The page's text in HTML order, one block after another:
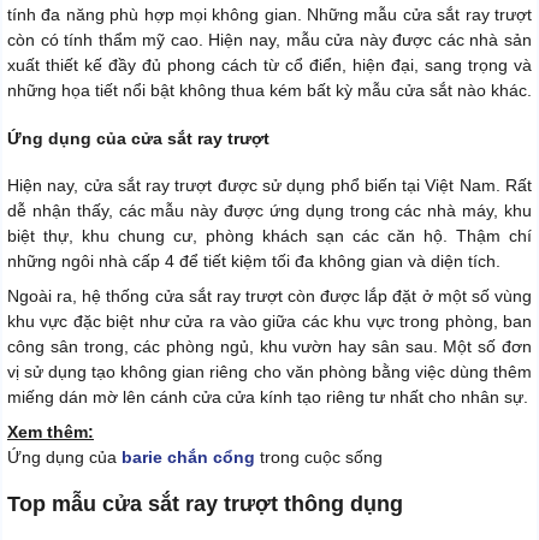
tính đa năng phù hợp mọi không gian. Những mẫu cửa sắt ray trượt
còn có tính thẩm mỹ cao. Hiện nay, mẫu cửa này được các nhà sản
xuất thiết kế đầy đủ phong cách từ cổ điển, hiện đại, sang trọng và
những họa tiết nổi bật không thua kém bất kỳ mẫu cửa sắt nào khác.
Ứng dụng của cửa sắt ray trượt
Hiện nay, cửa sắt ray trượt được sử dụng phổ biến tại Việt Nam. Rất
dễ nhận thấy, các mẫu này được ứng dụng trong các nhà máy, khu
biệt thự, khu chung cư, phòng khách sạn các căn hộ. Thậm chí
những ngôi nhà cấp 4 để tiết kiệm tối đa không gian và diện tích.
Ngoài ra, hệ thống cửa sắt ray trượt còn được lắp đặt ở một số vùng
khu vực đặc biệt như cửa ra vào giữa các khu vực trong phòng, ban
công sân trong, các phòng ngủ, khu vườn hay sân sau. Một số đơn
vị sử dụng tạo không gian riêng cho văn phòng bằng việc dùng thêm
miếng dán mờ lên cánh cửa cửa kính tạo riêng tư nhất cho nhân sự.
Xem thêm:
Ứng dụng của barie chắn cổng trong cuộc sống
Top mẫu cửa sắt ray trượt thông dụng